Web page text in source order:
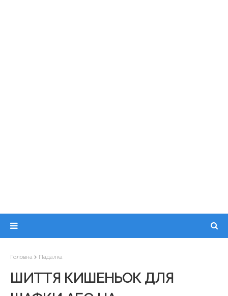
Головна Падалка
ШИТТЯ КИШЕНЬОК ДЛЯ